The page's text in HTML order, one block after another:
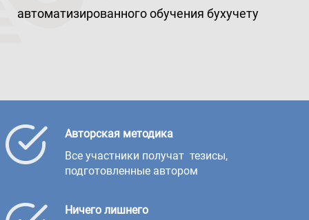
автоматизированного обучения бухучету
Авторская методика
Все участники получат тезисы,
подготовленные автором
Ничего лишнего